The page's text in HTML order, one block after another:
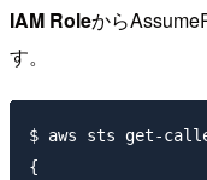
IAM Roleから
す。
$ aws sts get-
{